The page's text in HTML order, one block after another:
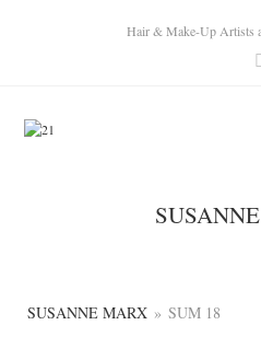
Hair & Make-Up Artists
SUSANNE MARX » SUM 18